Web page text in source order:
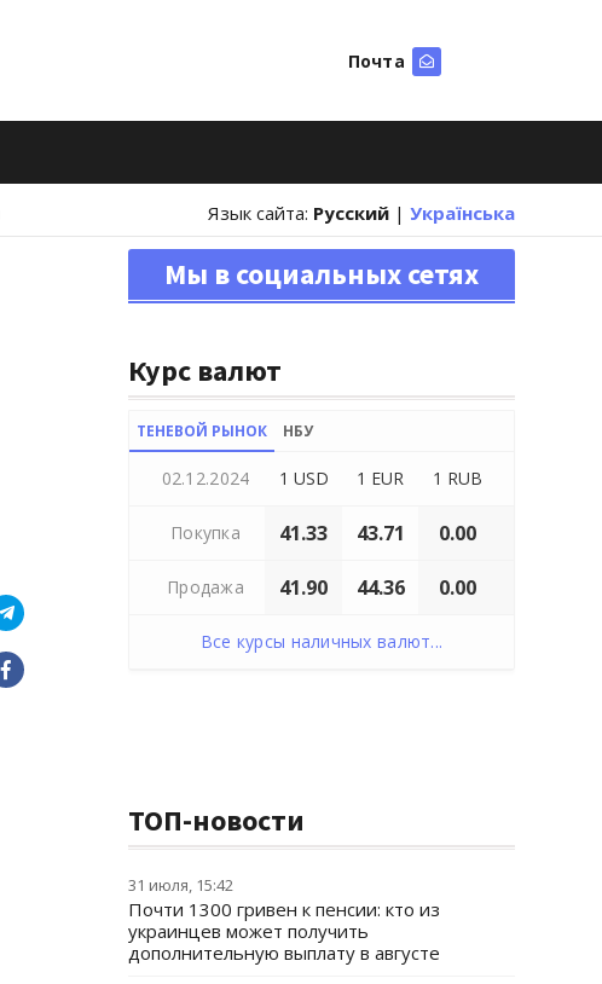
Почта
Язык сайта: Русский | Українська
Мы в социальных сетях
Курс валют
ТЕНЕВОЙ РЫНОК НБУ
02.12.2024 1 USD 1 EUR 1 RUB
Покупка 41.33 43.71 0.00
Продажа 41.90 44.36 0.00
Все курсы наличных валют...
ТОП-новости
31 июля, 15:42
Почти 1300 гривен к пенсии: кто из
украинцев может получить
дополнительную выплату в августе